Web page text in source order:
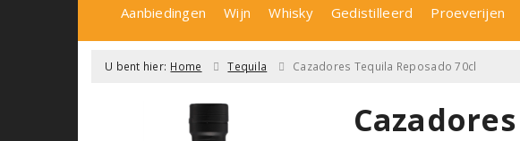
Aanbiedingen Wijn Whisky Gedistilleerd Proeverijen
U bent hier: Home Tequila Cazadores Tequila Reposado 70cl